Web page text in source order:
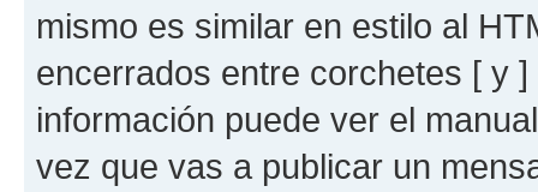
mismo es similar en estilo al
encerrados entre corchetes [ y
información puede ver el
vez que vas a publicar un